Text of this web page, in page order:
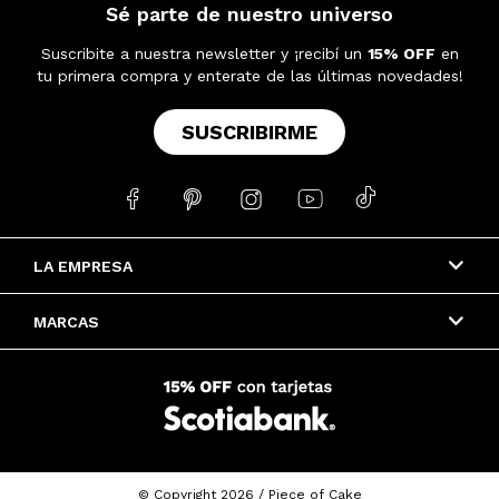
LA EMPRESA
MARCAS
Sé parte de nuestro universo
Suscribite a nuestra newsletter y ¡recibí un 15% OFF en
tu primera compra y enterate de las últimas novedades!
SUSCRIBIRME
    
© Copyright 2026 / Piece of Cake